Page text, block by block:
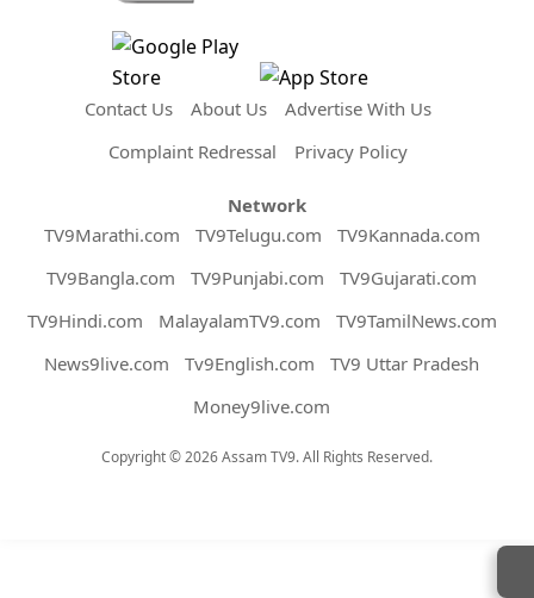
Contact Us About Us
Advertise With Us
Complaint Redressal
Privacy Policy
Network
TV9Marathi.com
TV9Telugu.com
TV9Kannada.com
TV9Bangla.com
TV9Punjabi.com
TV9Gujarati.com
TV9Hindi.com
MalayalamTV9.com
TV9TamilNews.com
News9live.com
Tv9English.com
TV9 Uttar Pradesh
Money9live.com
Copyright © 2026 Assam TV9. All Rights Reserved.